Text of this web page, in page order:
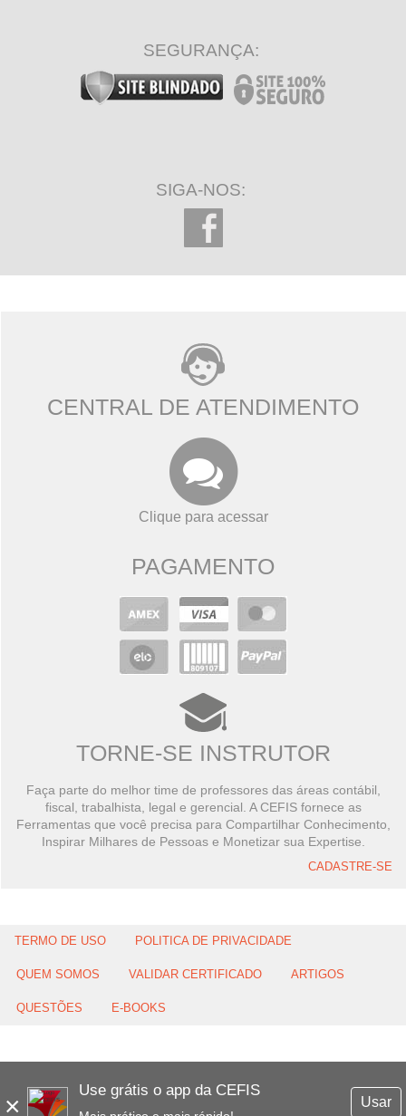
×
Use grátis o app da CEFIS
Usar
SEGURANÇA:
SIGA-NOS:
CENTRAL DE ATENDIMENTO
Clique para acessar
PAGAMENTO
TORNE-SE INSTRUTOR
Faça parte do melhor time de professores das áreas contábil,
fiscal, trabalhista, legal e gerencial. A CEFIS fornece as
Ferramentas que você precisa para Compartilhar Conhecimento,
Inspirar Milhares de Pessoas e Monetizar sua Expertise.
CADASTRE-SE
TERMO DE USO POLITICA DE PRIVACIDADE
QUEM SOMOS VALIDAR CERTIFICADO ARTIGOS
QUESTÕES E-BOOKS